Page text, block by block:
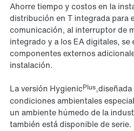
Ahorre tiempo y costos en la
distribución en T integrada para
comunicación, al interruptor de
integrado y a los EA digitales, se
componentes externos
instalación.
La versión HygienicPlus
condiciones ambientales
un ambiente húmedo de la
también está disponible de serie.